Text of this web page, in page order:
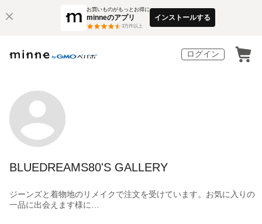
お買いものがもっとお得に
minneのアプリ
3万件以上
インストールする
ログイン
BLUEDREAMS80'S GALLERY
ジーンズと着物地のリメイクで注文を受けています。お気に入りの
一品に出会えます様に…